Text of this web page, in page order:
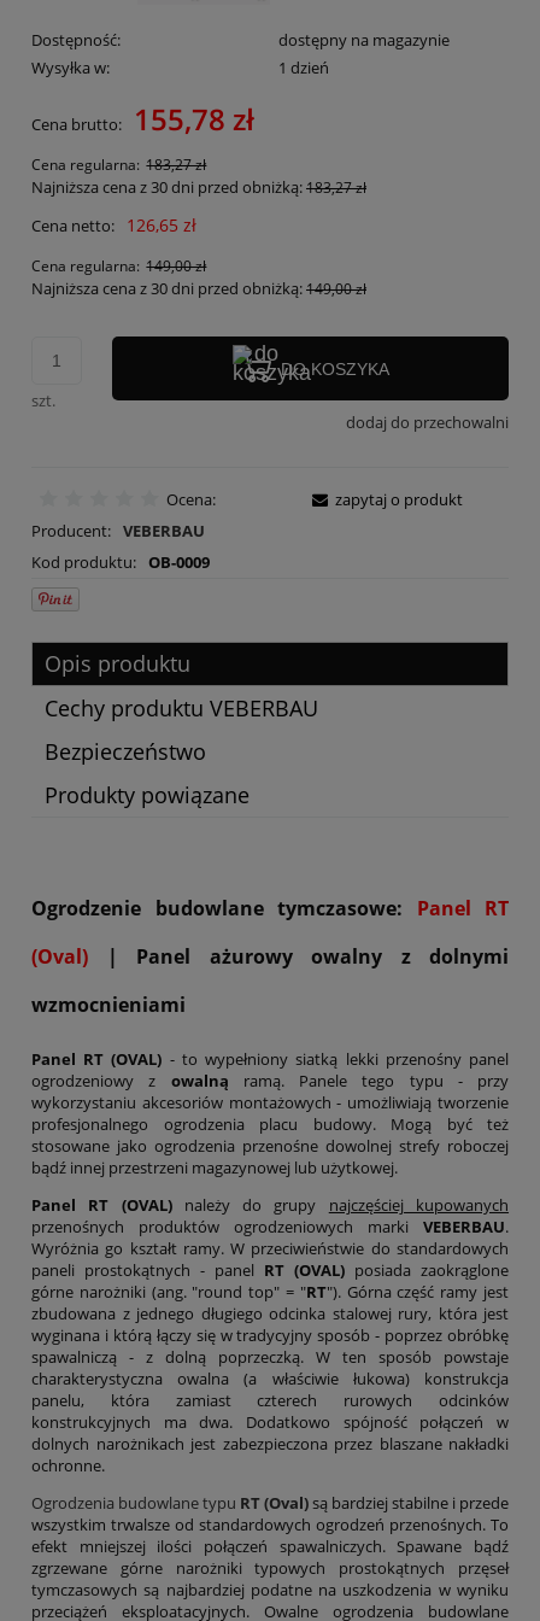
Dostępność:
dostępny na magazynie
Wysyłka w:
1 dzień
Cena brutto: 155,78 zł
Cena regularna: 183,27 zł
Najniższa cena z 30 dni przed obniżką:183,27 zł
Cena netto: 126,65 zł
Cena regularna: 149,00 zł
Najniższa cena z 30 dni przed obniżką:149,00 zł
szt.
DO KOSZYKA
dodaj do przechowalni
Ocena:
Producent: VEBERBAU
Kod produktu: OB-0009
zapytaj o produkt
Opis produktu
Cechy produktu VEBERBAU
Bezpieczeństwo
Produkty powiązane
Ogrodzenie budowlane tymczasowe: Panel RT
(Oval)
| Panel ażurowy owalny z dolnymi
wzmocnieniami
Panel RT (OVAL) - to wypełniony siatką lekki przenośny panel
ogrodzeniowy z owalną ramą. Panele tego typu - przy
wykorzystaniu akcesoriów montażowych - umożliwiają tworzenie
profesjonalnego ogrodzenia placu budowy. Mogą być też
stosowane jako ogrodzenia przenośne dowolnej strefy roboczej
bądź innej przestrzeni magazynowej lub użytkowej.
Panel RT (OVAL)należy do grupy najczęściej kupowanych
przenośnych produktów ogrodzeniowych marki VEBERBAU.
Wyróżnia go kształt ramy. W przeciwieństwie do standardowych
paneli prostokątnych - panel RT (OVAL) posiada zaokrąglone
górne narożniki (ang. "round top" = "RT"). Górna część ramy jest
zbudowana z jednego długiego odcinka stalowej rury, która jest
wyginana i którą łączy się w tradycyjny sposób - poprzez obróbkę
spawalniczą - z dolną poprzeczką. W ten sposób powstaje
charakterystyczna owalna (a właściwie łukowa) konstrukcja
panelu, która zamiast czterech rurowych odcinków
konstrukcyjnych ma dwa. Dodatkowo spójność połączeń w
dolnych narożnikach jest zabezpieczona przez blaszane nakładki
ochronne.
Ogrodzenia budowlane typu RT (Oval)są bardziej stabilne i przede
wszystkim trwalsze od standardowych ogrodzeń przenośnych. To
efekt mniejszej ilości połączeń spawalniczych. Spawane bądź
zgrzewane górne narożniki typowych prostokątnych przęseł
tymczasowych są najbardziej podatne na uszkodzenia w wyniku
przeciążeń eksploatacyjnych. Owalne ogrodzenia budowlane